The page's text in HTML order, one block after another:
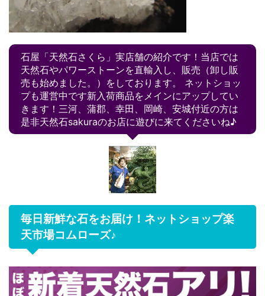
石屋「天然石さくら」実店舗の紹介です！当店では
天然石やパワーストーンを直輸入し、販売（卸し販
売も始めました。）をしております。 ネットショッ
プも運営中です新入荷商品をメインにアップしてい
きます！三河、蒲郡、幸田、岡崎、安城付近の方は
是非天然石sakuraのお店に遊びに来てくださいね♪
毎日新鮮な石をお届け！ネットショップ楽
天市場コムローズ♪